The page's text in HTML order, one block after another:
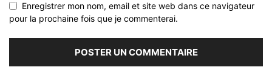
Enregistrer mon nom, email et site web dans ce navigateur
pour la prochaine fois que je commenterai.